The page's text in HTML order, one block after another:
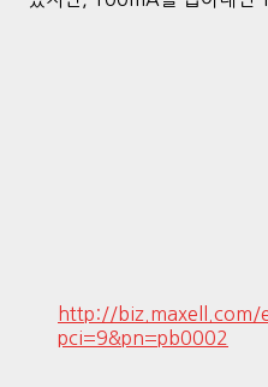
http://biz.maxell.com/
pci=9&pn=pb0002